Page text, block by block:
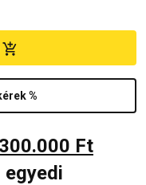
%
300.000 Ft